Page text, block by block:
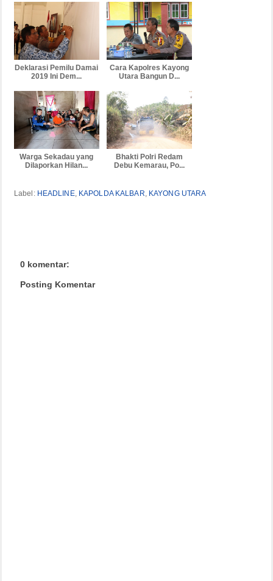
Deklarasi Pemilu Damai
2019 Ini Dem...
Cara Kapolres Kayong
Utara Bangun D...
Warga Sekadau yang
Dilaporkan Hilan...
Bhakti Polri Redam
Debu Kemarau, Po...
Label: HEADLINE, KAPOLDA KALBAR KAYONG UTARA
0 komentar:
Posting Komentar